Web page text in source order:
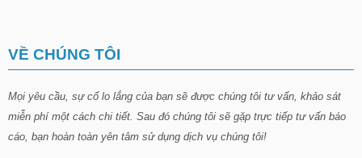
VỀ CHÚNG TÔI
Mọi yêu cầu, sự cố lo lắng của bạn sẽ được chúng tôi tư vấn, khảo sát
miễn phí một cách chi tiết. Sau đó chúng tôi sẽ gặp trực tiếp tư vấn báo
cáo, bạn hoàn toàn yên tâm sử dụng dịch vụ chúng tôi!